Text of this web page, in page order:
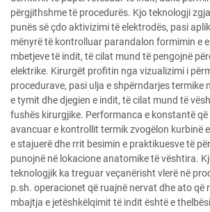
përgjithshme të procedurës. Kjo teknologji
punës së çdo aktivizimi të elektrodës, pasi
mënyrë të kontrolluar parandalon formimin e
mbetjeve të indit, të cilat mund të pengojnë
elektrike. Kirurgët profitin nga vizualizimi i
procedurave, pasi ulja e shpërndarjes termike
e tymit dhe djegien e indit, të cilat mund të
fushës kirurgjike. Performanca e konstantë
avancuar e kontrollit termik zvogëlon kurbinë
e stajuerë dhe rrit besimin e praktikuesve të
punojnë në lokacione anatomike të vështira.
teknologjik ka treguar veçanërisht vlerë në
p.sh. operacionet që ruajnë nervat dhe ato që
mbajtja e jetëshkëlqimit të indit është e